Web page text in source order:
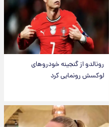
رونالدو از گنجینه خودروهای
لوکسش رونمایی کرد